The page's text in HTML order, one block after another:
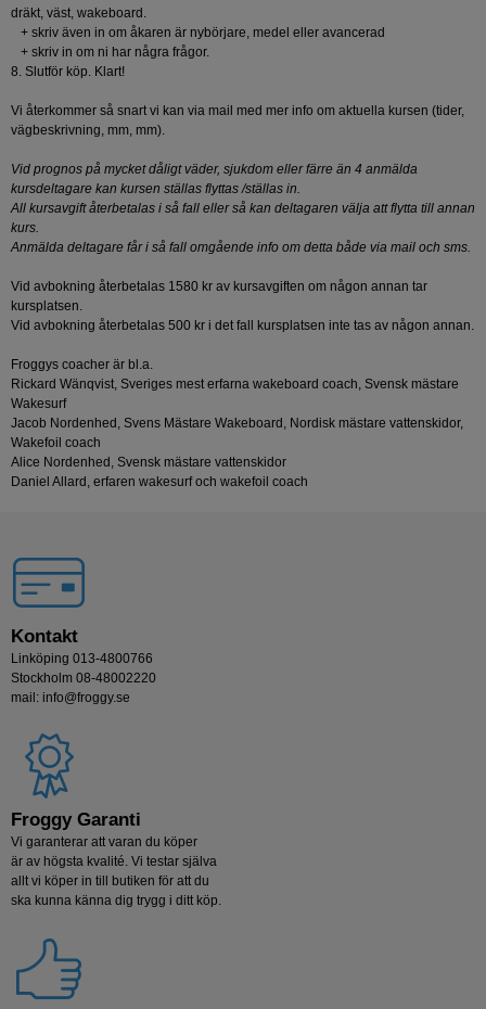
dräkt, väst, wakeboard.
+ skriv även in om åkaren är nybörjare, medel eller avancerad
+ skriv in om ni har några frågor.
8. Slutför köp. Klart!
Vi återkommer så snart vi kan via mail med mer info om aktuella kursen (tider,
vägbeskrivning, mm, mm).
Vid prognos på mycket dåligt väder, sjukdom eller färre än 4 anmälda
kursdeltagare kan kursen ställas flyttas /ställas in.
All kursavgift återbetalas i så fall eller så kan deltagaren välja att flytta till annan
kurs.
Anmälda deltagare får i så fall omgående info om detta både via mail och sms.
Vid avbokning återbetalas 1580 kr av kursavgiften om någon annan tar
kursplatsen.
Vid avbokning återbetalas 500 kr i det fall kursplatsen inte tas av någon annan.
Froggys coacher är bl.a.
Rickard Wänqvist, Sveriges mest erfarna wakeboard coach, Svensk mästare
Wakesurf
Jacob Nordenhed, Svens Mästare Wakeboard, Nordisk mästare vattenskidor,
Wakefoil coach
Alice Nordenhed, Svensk mästare vattenskidor
Daniel Allard, erfaren wakesurf och wakefoil coach
Kontakt
Linköping 013-4800766
Stockholm 08-48002220
mail: info@froggy.se
Froggy Garanti
Vi garanterar att varan du köper
är av högsta kvalité. Vi testar själva
allt vi köper in till butiken för att du
ska kunna känna dig trygg i ditt köp.